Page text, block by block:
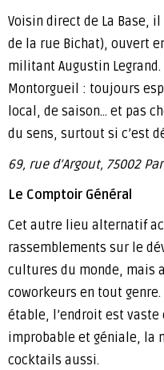
Voisin direct de La Base,
de la rue Bichat), ouvert
militant Augustin
Montorgueil : toujours
local, de saison… et pas
du sens, surtout si c’est
69, rue d’Argout, 75002
Le Comptoir Général
Cet autre lieu alternatif
rassemblements sur le
cultures du monde, mais
coworkeurs en tout genre.
étable, l’endroit est vaste
improbable et géniale, la
cocktails aussi.